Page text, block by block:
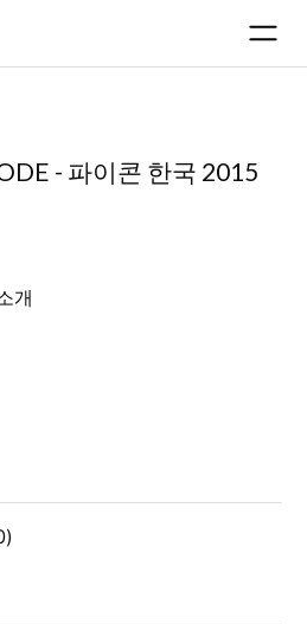
- 파이콘 한국 2015
개